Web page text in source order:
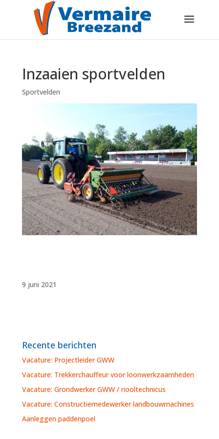
Inzaaien sportvelden
Sportvelden
9 juni 2021
Recente berichten
Vacature: Projectleider GWW
Vacature: Trekkerchauffeur voor loonwerkzaamheden
Vacature: Grondwerker GWW / riooltechnicus
Vacature: Constructiemedewerker landbouwmachines
Aanleggen paddenpoel